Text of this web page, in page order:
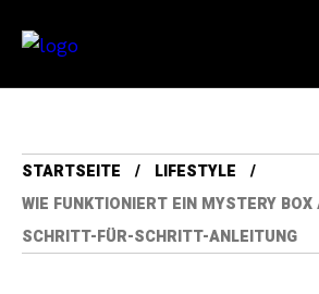
STARTSEITE
LIFESTYLE
WIE FUNKTIONIERT EIN MYSTERY
SCHRITT-FÜR-SCHRITT-ANLEITUNG